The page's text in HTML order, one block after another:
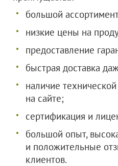
большой
низкие цены на
предоставление
быстрая доставка
наличие
на сайте;
сертификация и
большой опыт,
и положительные
клиентов.